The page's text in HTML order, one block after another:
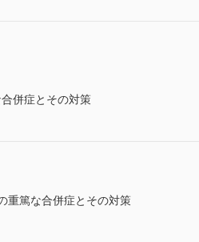
併症とその対策
重篤な合併症とその対策